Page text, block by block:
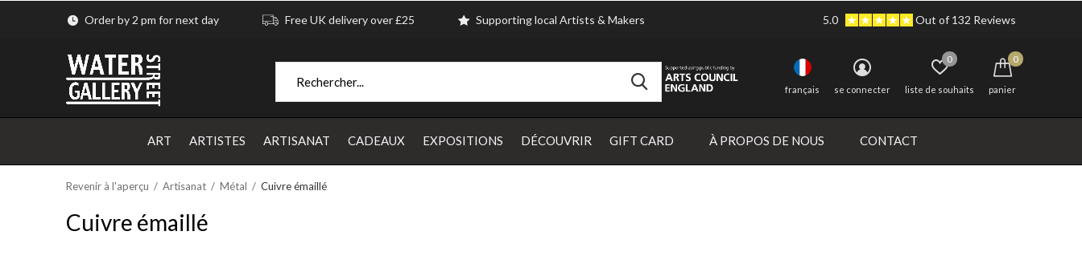
ART ARTISTES ARTISANAT CADEAUX EXPOSITIONS DÉCOUVRIR GIFT CARD À PROPOS DE NOUS CONTACT
français se connecter liste de souhaits
0
panier
0
Order by 2 pm for next day Free UK delivery over £25 Supporting local Artists & Makers 5.0 Out of 132 Reviews
Revenir à l'aperçu Artisanat Métal Cuivre émaillé
Cuivre émaillé